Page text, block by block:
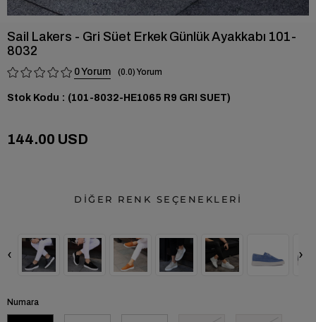
Sail Lakers - Gri Süet Erkek Günlük Ayakkabı 101-
8032
0 0.0
Stok Kodu (101-8032-HE1065 R9 GRI SUET)
144.00 USD
DİĞER RENK SEÇENEKLERİ
‹ ›
Numara